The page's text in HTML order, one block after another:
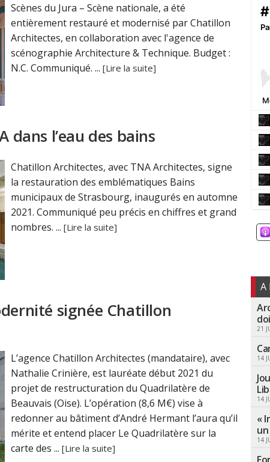
Scènes du Jura – Scène nationale, a été
entièrement restauré et modernisé par Chatillon
Architectes, en collaboration avec l'agence de
scénographie Architecture & Technique. Budget :
N.C. Communiqué. ... [Lire la suite]
l’eau des bains
Chatillon Architectes, avec TNA Architectes, signe
la restauration des emblématiques Bains
municipaux de Strasbourg, inaugurés en automne
2021. Communiqué peu précis en chiffres et grand
nombres. ... [Lire la suite]
signée Chatillon
L’agence Chatillon Architectes (mandataire), avec
Nathalie Crinière, est lauréate début 2021 du
projet de restructuration du Quadrilatère de
Beauvais (Oise). L’opération (8,6 M€) vise à
redonner au bâtiment d’André Hermant l’aura qu’il
mérite et entend placer Le Quadrilatère sur la
carte des ... [Lire la suite]
A
21
14
14
«
14